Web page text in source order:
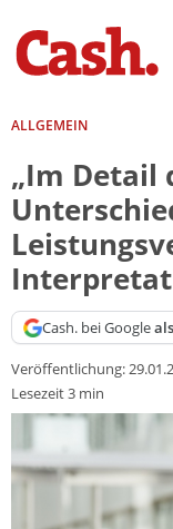
ALLGEMEIN
„Im Detail
Cash. bei Google
Veröffentlichung:
Lesezeit 3 min